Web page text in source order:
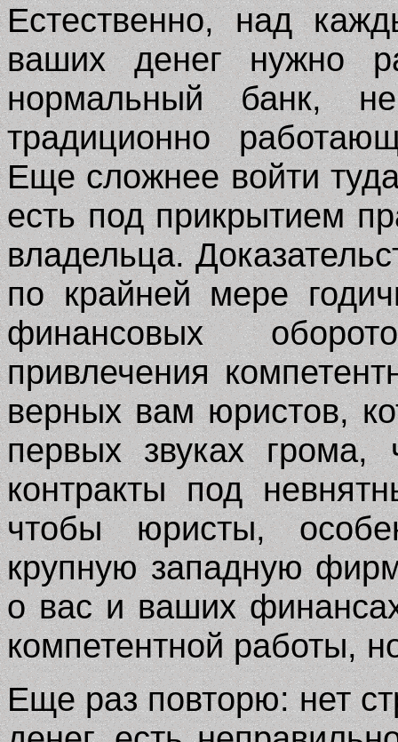
Естественно, над
ваших денег нужно
нормальный банк, не
традиционно
Еще сложнее войти
есть под прикрытием
владельца.
по крайней мере
финансовых
привлечения
верных вам юристов,
первых звуках грома,
контракты под
чтобы юристы,
крупную западную
о вас и ваших
компетентной работы,
Еще раз повторю: нет